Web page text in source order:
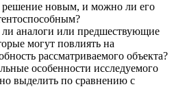
решение новым, и можно ли его
аналоги или предшествующие
могут повлиять на
рассматриваемого объекта?
особенности исследуемого
выделить по сравнению с